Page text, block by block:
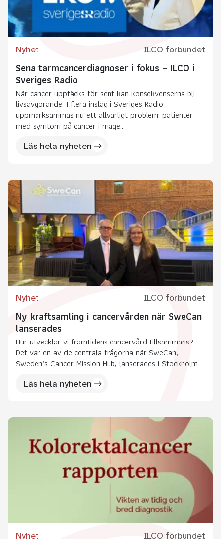
Nyhet ILCO förbundet
Sena tarmcancerdiagnoser i fokus – ILCO i
Sveriges Radio
När cancer upptäcks för sent kan konsekvenserna bli
livsavgörande. I flera inslag i Sveriges Radio
uppmärksammas nu ett allvarligt problem: patienter
med symtom på cancer i mage...
Läs hela nyheten
Nyhet ILCO förbundet
Ny kraftsamling i cancervården när SweCan
lanserades
Hur utvecklar vi framtidens cancervård tillsammans?
Det var en av de centrala frågorna när SweCan,
Sweden’s Cancer Mission Hub, lanserades i Stockholm.
Läs hela nyheten
Nyhet ILCO förbundet